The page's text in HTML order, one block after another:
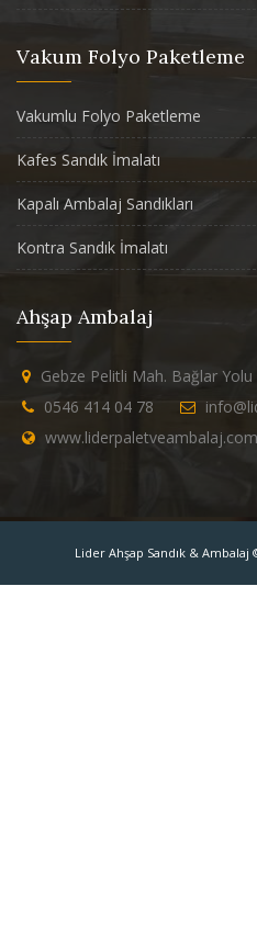
Vakum Folyo Paketleme
Vakumlu Folyo Paketleme
Kafes Sandık İmalatı
Kapalı Ambalaj Sandıkları
Kontra Sandık İmalatı
Ahşap Ambalaj
Gebze Pelitli Mah. Bağlar
0546 414 04 78
www.liderpaletveambalaj.com
Lider Ahşap Sandık & Ambalaj